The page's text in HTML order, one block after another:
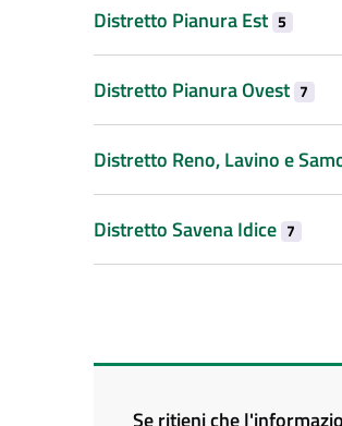
Distretto Pianura Est 5
Distretto Pianura Ovest 7
Distretto Reno, Lavino e
Distretto Savena Idice 7
Se ritieni che